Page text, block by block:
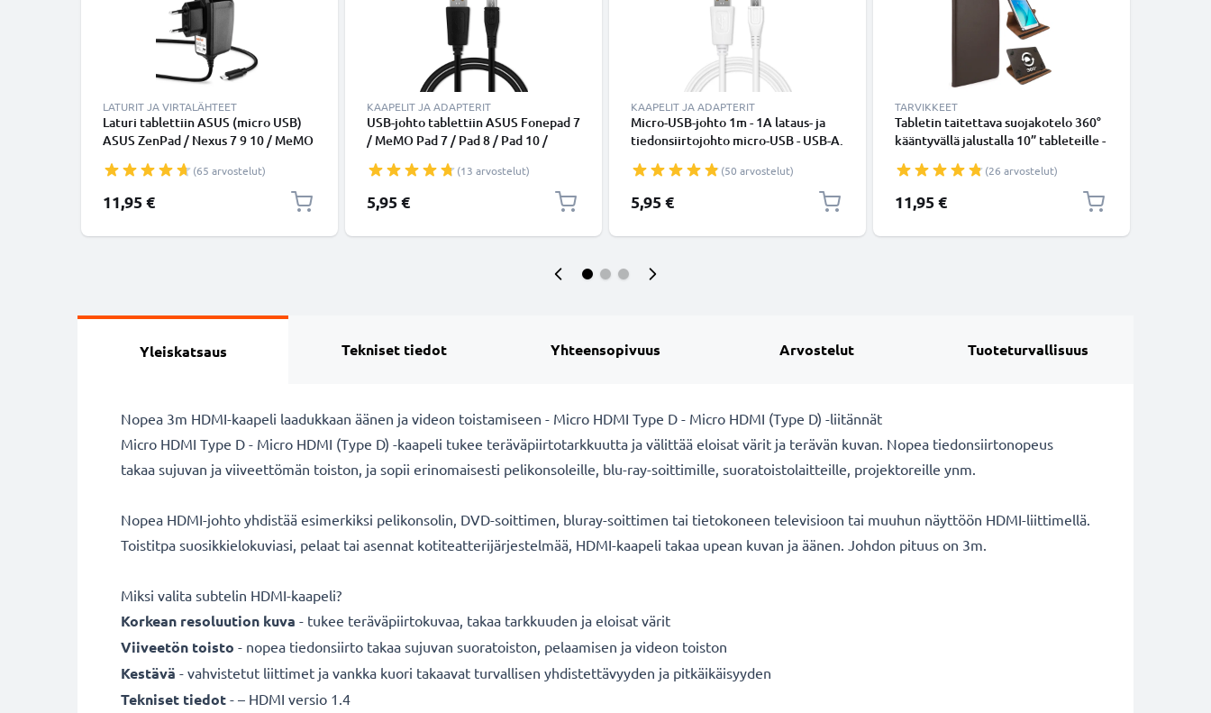
LATURIT JA VIRTALÄHTEET
Laturi tablettiin ASUS (micro USB)
ASUS ZenPad / Nexus 7 9 10 / MeMO
- 10W, 5V, tarvikelaturi, 1.2m
virtajohto, laturi
(65 arvostelut)
11,95 €
KAAPELIT JA ADAPTERIT
USB-johto tablettiin ASUS Fonepad 7
/ MeMO Pad 7 / Pad 8 / Pad 10 /
ZenPad 7 / ZenPad 8 / ZenPad 10 -
Micro USB, 1m latausjohto. Musta
PVC USB-kaapeli
(13 arvostelut)
5,95 €
KAAPELIT JA ADAPTERIT
Micro-USB-johto 1m - 1A lataus- ja
tiedonsiirtojohto micro-USB - USB-A.
(50 arvostelut)
5,95 €
TARVIKKEET
Tabletin taitettava suojakotelo 360°
kääntyvällä jalustalla 10” tableteille -
kotelo tuotemerkiltä subtel
(26 arvostelut)
11,95 €
Yleiskatsaus Tekniset tiedot Yhteensopivuus Arvostelut Tuoteturvallisuus
Nopea 3m HDMI-kaapeli laadukkaan äänen ja videon toistamiseen - Micro HDMI Type D - Micro HDMI (Type D) -liitännät
Micro HDMI Type D - Micro HDMI (Type D) -kaapeli tukee teräväpiirtotarkkuutta ja välittää eloisat värit ja terävän kuvan. Nopea tiedonsiirtonopeus
takaa sujuvan ja viiveettömän toiston, ja sopii erinomaisesti pelikonsoleille, blu-ray-soittimille, suoratoistolaitteille, projektoreille ynm.
Nopea HDMI-johto yhdistää esimerkiksi pelikonsolin, DVD-soittimen, bluray-soittimen tai tietokoneen televisioon tai muuhun näyttöön HDMI-liittimellä.
Toistitpa suosikkielokuviasi, pelaat tai asennat kotiteatterijärjestelmää, HDMI-kaapeli takaa upean kuvan ja äänen. Johdon pituus on 3m.
Miksi valita subtelin HDMI-kaapeli?
Korkean resoluution kuva - tukee teräväpiirtokuvaa, takaa tarkkuuden ja eloisat värit
Viiveetön toisto - nopea tiedonsiirto takaa sujuvan suoratoiston, pelaamisen ja videon toiston
Kestävä - vahvistetut liittimet ja vankka kuori takaavat turvallisen yhdistettävyyden ja pitkäikäisyyden
Tekniset tiedot - – HDMI versio 1.4